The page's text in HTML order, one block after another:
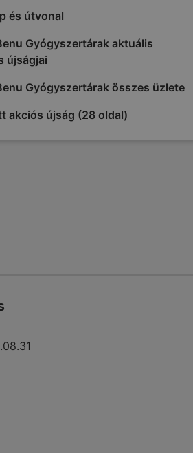
és útvonal
Gyógyszertárak aktuális
újságjai
Gyógyszertárak összes üzlete
akciós újság (28 oldal)